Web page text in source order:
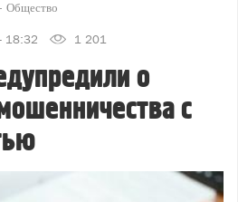
Общество
18:32 1 201
о
с